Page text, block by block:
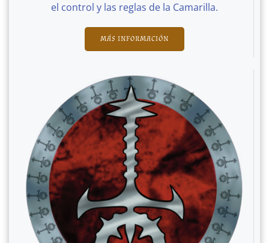
el control y las reglas de la Camarilla.
MÁS INFORMACIÓN